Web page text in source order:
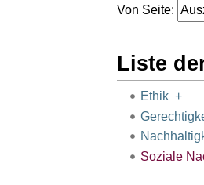
Von Seite:
Liste
Ethik +
Soziale